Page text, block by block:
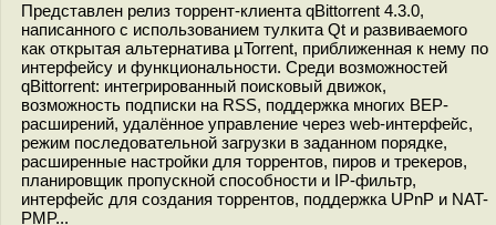
Представлен релиз торрент-клиента qBittorrent 4.3.0,
написанного с использованием тулкита Qt и развиваемого
как открытая альтернатива µTorrent, приближенная к нему по
интерфейсу и функциональности. Среди возможностей
qBittorrent: интегрированный поисковый движок,
возможность подписки на RSS, поддержка многих BEP-
расширений, удалённое управление через web-интерфейс,
режим последовательной загрузки в заданном порядке,
расширенные настройки для торрентов, пиров и трекеров,
планировщик пропускной способности и IP-фильтр,
интерфейс для создания торрентов, поддержка UPnP и NAT-
PMP...